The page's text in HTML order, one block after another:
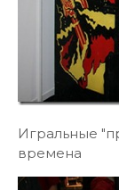
Игральные
времена